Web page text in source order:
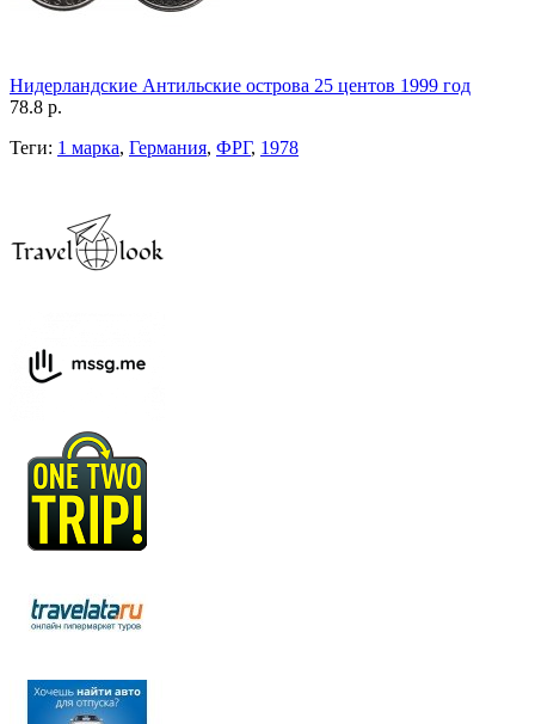
Нидерландские Антильские острова 25 центов 1999 год
78.8 р.
Теги: 1 марка, Германия, ФРГ, 1978